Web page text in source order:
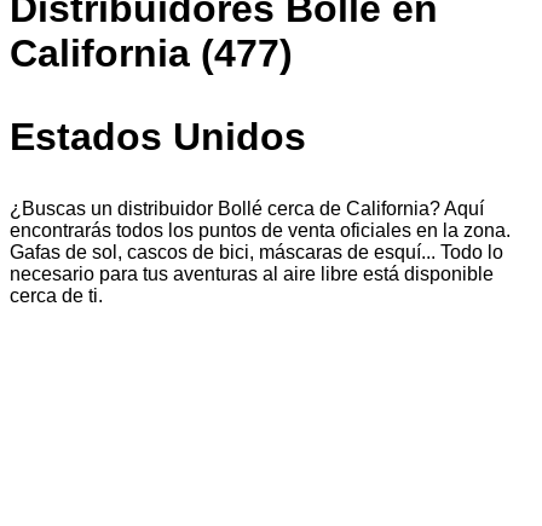
California (477)
Estados Unidos
¿Buscas un distribuidor Bollé cerca de California? Aquí
encontrarás todos los puntos de venta oficiales en la zona.
Gafas de sol, cascos de bici, máscaras de esquí... Todo lo
necesario para tus aventuras al aire libre está disponible
cerca de ti.